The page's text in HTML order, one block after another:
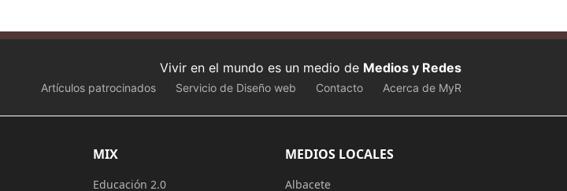
Vivir en el mundo es un medio de Medios y Redes
Artículos patrocinados Servicio de Diseño web Contacto Acerca de MyR
MIX
Educación 2.0
MEDIOS LOCALES
Albacete